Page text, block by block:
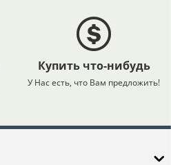
Купить что-нибудь
У Нас есть, что Вам предложить!